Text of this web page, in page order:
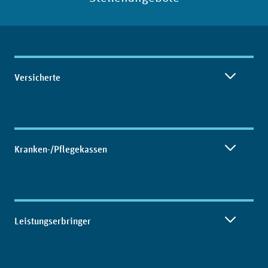
Inhaltsübersicht
Versicherte
Kranken-/Pflegekassen
Leistungserbringer